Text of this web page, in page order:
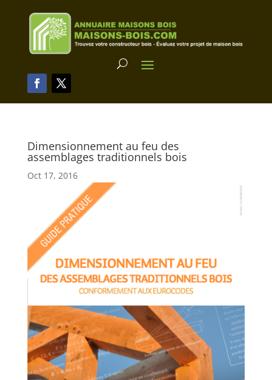
Dimensionnement au feu des
assemblages traditionnels bois
Oct 17, 2016